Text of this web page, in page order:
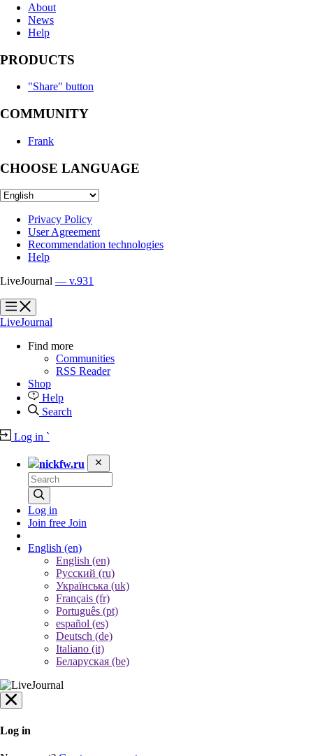
About
News
Help
PRODUCTS
"Share" button
COMMUNITY
Frank
CHOOSE LANGUAGE
Privacy Policy
User Agreement
Recommendation technologies
Help
LiveJournal — v.931
?
?
LiveJournal
Find more
Communities
RSS Reader
Shop
Help
Search
Log in `
nickfw.ru
Log in
Join free Join
English (en)
English (en)
Русский (ru)
Українська (uk)
Français (fr)
Português (pt)
español (es)
Deutsch (de)
Italiano (it)
Беларуская (be)
Log in